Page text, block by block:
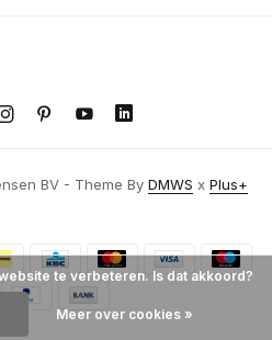
BV - Theme By DMWS x Plus+
te verbeteren. Is dat akkoord?
Meer over cookies »